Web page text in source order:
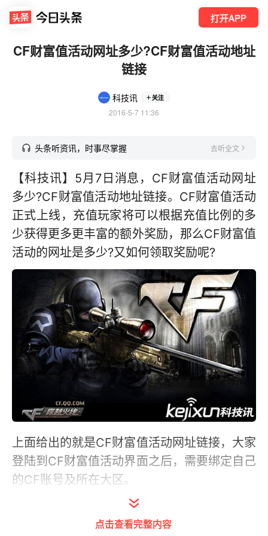
打开APP
CF财富值活动网址多少?CF财富值活动地址
链接
科技讯 关注
2016-5-7 11:36
头条听资讯，时事尽掌握 去听全文
【科技讯】5月7日消息，CF财富值活动网址
多少?CF财富值活动地址链接。CF财富值活动
正式上线，充值玩家将可以根据充值比例的多
少获得更多更丰富的额外奖励，那么CF财富值
活动的网址是多少?又如何领取奖励呢?
上面给出的就是CF财富值活动网址链接，大家
登陆到CF财富值活动界面之后，需要绑定自己
的CF账号及所在大区。
在后续的充值过程中，玩家们的财富值和财富
等级都会根据充值多少而变化，充值越多，所
点击查看完整内容